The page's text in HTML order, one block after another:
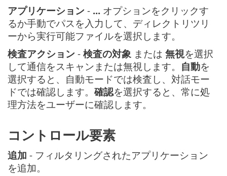
アプリケーション - ... オプションをクリックす
るか手動でパスを入力して、ディレクトリツリ
ーから実行可能ファイルを選択します。
検査アクション - 検査の対象 または 無視を選択
して通信をスキャンまたは無視します。 自動を
選択すると、自動モードでは検査し、対話モー
ドでは確認します。 確認を選択すると、常に処
理方法をユーザーに確認します。
コントロール要素
追加 - フィルタリングされたアプリケーション
を追加。